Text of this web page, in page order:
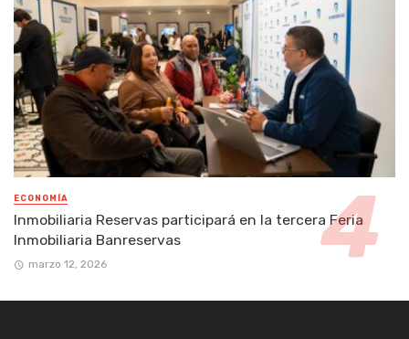
ECONOMÍA
Inmobiliaria Reservas participará en la tercera Feria
Inmobiliaria Banreservas
marzo 12, 2026